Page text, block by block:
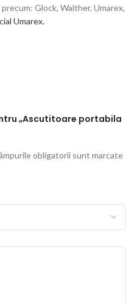
Glock, Walther, Umarex,
Umarex.
„Ascutitoare portabila
obligatorii sunt marcate